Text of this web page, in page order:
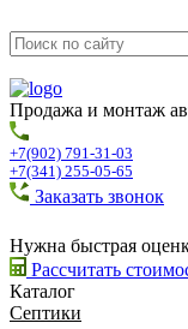
Продажа и монтаж
+7(902) 791-31-03
+7(341) 255-05-65
Заказать звонок
Нужна быстрая
Рассчитать
Каталог
Септики